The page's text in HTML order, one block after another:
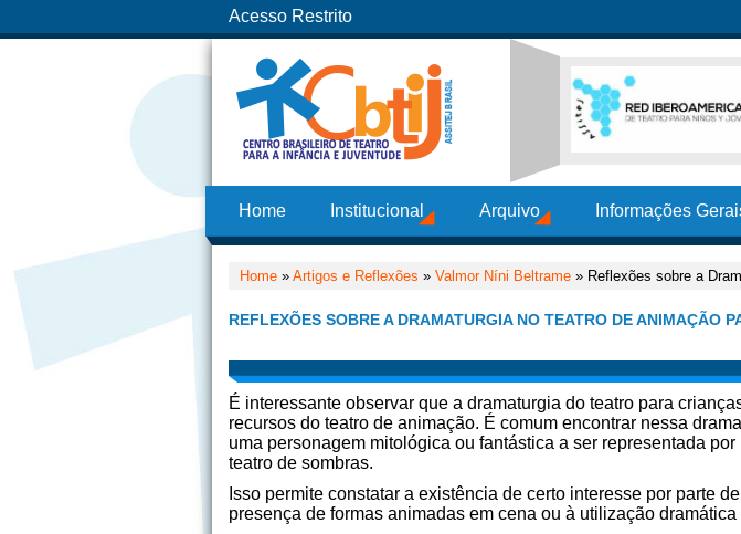
Acesso Restrito
Home Institucional Arquivo Informações
Home » Artigos e Reflexões » Valmor Níni Beltrame » Reflexões sobre a
REFLEXÕES SOBRE A DRAMATURGIA NO TEATRO DE ANIMAÇÃO
É interessante observar que a dramaturgia do teatro para
recursos do teatro de animação. É comum encontrar nessa
uma personagem mitológica ou fantástica a ser representada
teatro de sombras.
Isso permite constatar a existência de certo interesse por parte
presença de formas animadas em cena ou à utilização